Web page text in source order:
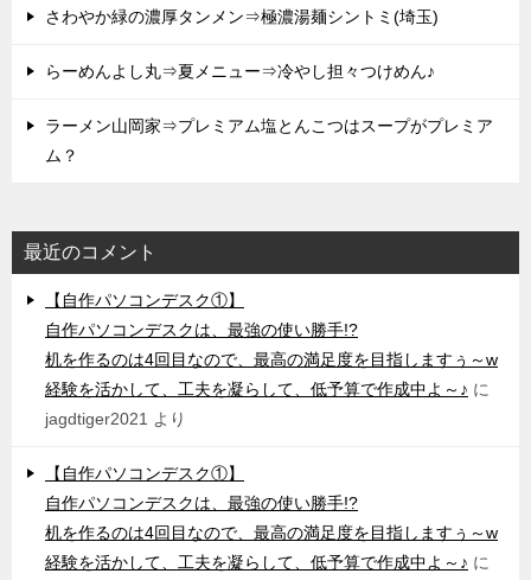
さわやか緑の濃厚タンメン⇒極濃湯麺シントミ(埼玉)
らーめんよし丸⇒夏メニュー⇒冷やし担々つけめん♪
ラーメン山岡家⇒プレミアム塩とんこつはスープがプレミア
ム？
最近のコメント
【自作パソコンデスク①】
自作パソコンデスクは、最強の使い勝手!?
机を作るのは4回目なので、最高の満足度を目指しますぅ～w
経験を活かして、工夫を凝らして、低予算で作成中よ～♪ に
jagdtiger2021 より
【自作パソコンデスク①】
自作パソコンデスクは、最強の使い勝手!?
机を作るのは4回目なので、最高の満足度を目指しますぅ～w
経験を活かして、工夫を凝らして、低予算で作成中よ～♪ に